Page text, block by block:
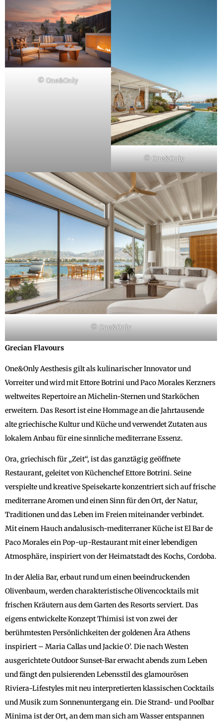
© One&Only
© One&Only
© One&Only
Grecian Flavours
One&Only Aesthesis gilt als kulinarischer Innovator und
Vorreiter und wird mit Ettore Botrini und Paco Morales Kerzners
weltweites Repertoire an Michelin-Sternen und Starköchen
erweitern. Das Resort ist eine Hommage an die Jahrtausende
alte griechische Kultur und Küche und verwendet Zutaten aus
lokalem Anbau für eine sinnliche mediterrane Essenz.
Ora, griechisch für „Zeit“, ist das ganztägig geöffnete
Restaurant, geleitet von Küchenchef Ettore Botrini. Seine
verspielte und kreative Speisekarte konzentriert sich auf frische
mediterrane Aromen und einen Sinn für den Ort, der Natur,
Traditionen und das Leben im Freien miteinander verbindet.
Mit einem Hauch andalusisch-mediterraner Küche ist El Bar de
Paco Morales ein Pop-up-Restaurant mit einer lebendigen
Atmosphäre, inspiriert von der Heimatstadt des Kochs, Cordoba.
In der Alelia Bar, erbaut rund um einen beeindruckenden
Olivenbaum, werden charakteristische Olivencocktails mit
frischen Kräutern aus dem Garten des Resorts serviert. Das
eigens entwickelte Konzept Thimisi ist von zwei der
berühmtesten Persönlichkeiten der goldenen Ära Athens
inspiriert – Maria Callas und Jackie O’. Die nach Westen
ausgerichtete Outdoor Sunset-Bar erwacht abends zum Leben
und fängt den pulsierenden Lebensstil des glamourösen
Riviera-Lifestyles mit neu interpretierten klassischen Cocktails
und Musik zum Sonnenuntergang ein. Die Strand- und Poolbar
Minima ist der Ort, an dem man sich am Wasser entspannen